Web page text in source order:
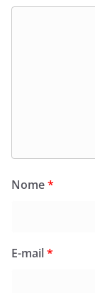
Nome*
E-mail*